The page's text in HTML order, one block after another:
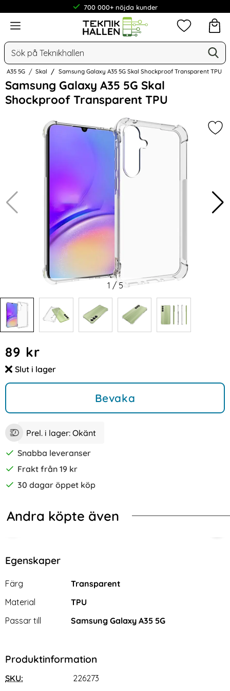
700 000+ nöjda kunder
Meny
Sök
Mina
A35 5G Skal Samsung Galaxy A35 5G Skal Shockproof Transparent TPU
Samsung Galaxy A35 5G Skal
Shockproof Transparent TPU
Hoppa
över
Bilder
1 / 5
pris
89 kr
Tillgänglighet:
Slut i lager
Bevaka
Prel. i lager: Okänt
Snabba leveranser
Frakt från 19 kr
30 dagar öppet köp
Andra köpte även
Armor Svar
Galaxy A35 5G Fodral Läder Litchi Ljus Rosa
AMORUS Galaxy A35 5G
Egenskaper
Egenskaper/attribut för denna produkt
Attribut
Färg
Transparent
Material
TPU
Passar till
Samsung Galaxy A35 5G
Produktinformation
SKU: 226273